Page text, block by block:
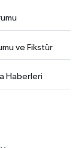
ve Fikstür
Haberleri